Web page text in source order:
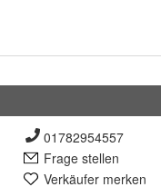
01782954557
Frage stellen
Verkäufer merken